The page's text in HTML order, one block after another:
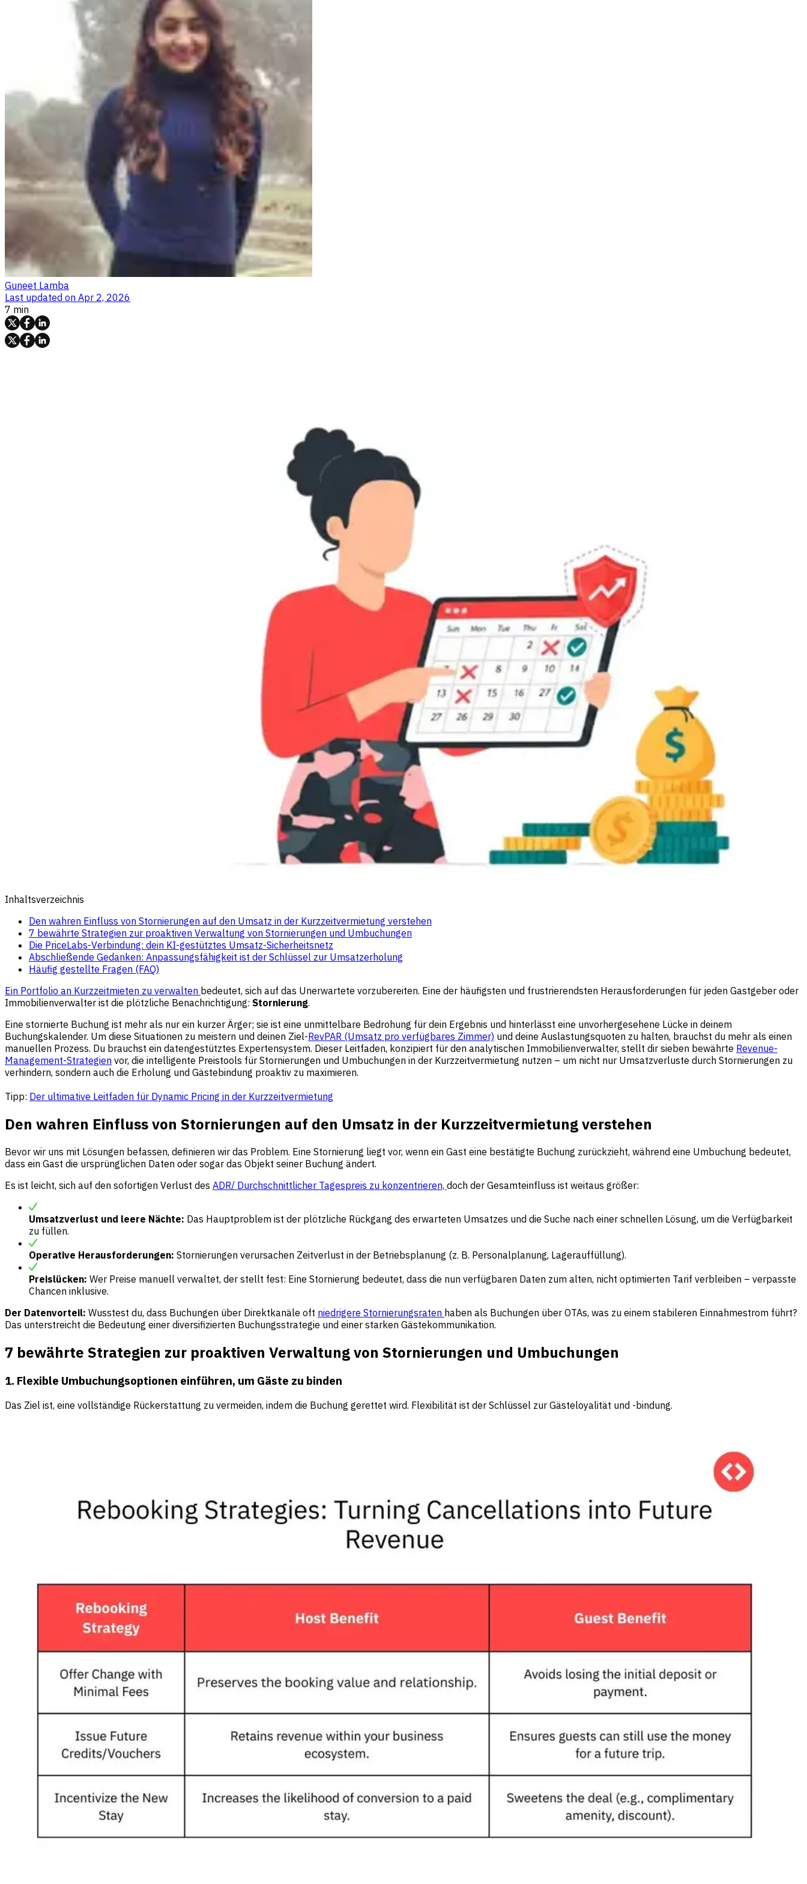
Guneet Lamba
Last updated on Apr 2, 2026
7 min
Inhaltsverzeichnis
Den wahren Einfluss von Stornierungen auf den Umsatz in der Kurzzeitvermietung verstehen
7 bewährte Strategien zur proaktiven Verwaltung von Stornierungen und Umbuchungen
Die PriceLabs-Verbindung: dein KI-gestütztes Umsatz-Sicherheitsnetz
Abschließende Gedanken: Anpassungsfähigkeit ist der Schlüssel zur Umsatzerholung
Häufig gestellte Fragen (FAQ)
Ein Portfolio an Kurzzeitmieten zu verwalten bedeutet, sich auf das Unerwartete vorzubereiten. Eine der häufigsten und frustrierendsten Herausforderungen für jeden Gastgeber oder
Immobilienverwalter ist die plötzliche Benachrichtigung: Stornierung.
Eine stornierte Buchung ist mehr als nur ein kurzer Ärger; sie ist eine unmittelbare Bedrohung für dein Ergebnis und hinterlässt eine unvorhergesehene Lücke in deinem
Buchungskalender. Um diese Situationen zu meistern und deinen Ziel-RevPAR (Umsatz pro verfügbares Zimmer) und deine Auslastungsquoten zu halten, brauchst du mehr als einen
manuellen Prozess. Du brauchst ein datengestütztes Expertensystem. Dieser Leitfaden, konzipiert für den analytischen Immobilienverwalter, stellt dir sieben bewährte Revenue-
Management-Strategien vor, die intelligente Preistools für Stornierungen und Umbuchungen in der Kurzzeitvermietung nutzen – um nicht nur Umsatzverluste durch Stornierungen zu
verhindern, sondern auch die Erholung und Gästebindung proaktiv zu maximieren.
Tipp: Der ultimative Leitfaden für Dynamic Pricing in der Kurzzeitvermietung
Den wahren Einfluss von Stornierungen auf den Umsatz in der Kurzzeitvermietung verstehen
Bevor wir uns mit Lösungen befassen, definieren wir das Problem. Eine Stornierung liegt vor, wenn ein Gast eine bestätigte Buchung zurückzieht, während eine Umbuchung bedeutet,
dass ein Gast die ursprünglichen Daten oder sogar das Objekt seiner Buchung ändert.
Es ist leicht, sich auf den sofortigen Verlust des ADR/ Durchschnittlicher Tagespreis zu konzentrieren, doch der Gesamteinfluss ist weitaus größer:
Umsatzverlust und leere Nächte: Das Hauptproblem ist der plötzliche Rückgang des erwarteten Umsatzes und die Suche nach einer schnellen Lösung, um die Verfügbarkeit
zu füllen.
Operative Herausforderungen: Stornierungen verursachen Zeitverlust in der Betriebsplanung (z. B. Personalplanung, Lagerauffüllung).
Preislücken: Wer Preise manuell verwaltet, der stellt fest: Eine Stornierung bedeutet, dass die nun verfügbaren Daten zum alten, nicht optimierten Tarif verbleiben – verpasste
Chancen inklusive.
Der Datenvorteil: Wusstest du, dass Buchungen über Direktkanäle oft niedrigere Stornierungsraten haben als Buchungen über OTAs, was zu einem stabileren Einnahmestrom führt?
Das unterstreicht die Bedeutung einer diversifizierten Buchungsstrategie und einer starken Gästekommunikation.
7 bewährte Strategien zur proaktiven Verwaltung von Stornierungen und Umbuchungen
1. Flexible Umbuchungsoptionen einführen, um Gäste zu binden
Das Ziel ist, eine vollständige Rückerstattung zu vermeiden, indem die Buchung gerettet wird. Flexibilität ist der Schlüssel zur Gästeloyalität und -bindung.